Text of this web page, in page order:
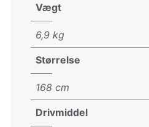
Vægt
6,9 kg
Størrelse
168 cm
Drivmiddel